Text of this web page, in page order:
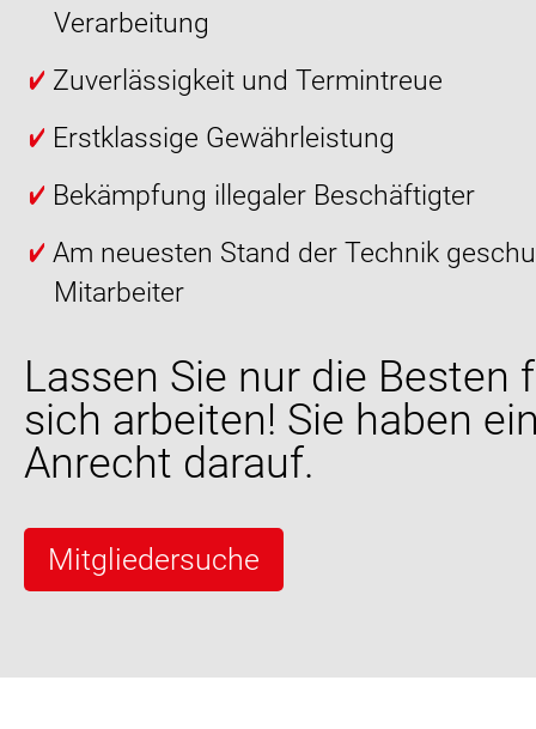
Verarbeitung
Zuverlässigkeit und Termintreue
Erstklassige Gewährleistung
Bekämpfung illegaler Beschäftigter
Am neuesten Stand der Technik
Mitarbeiter
Lassen Sie nur die Besten
sich arbeiten! Sie haben
Anrecht darauf.
Mitgliedersuche